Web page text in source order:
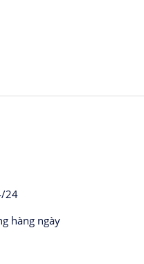
24
hàng ngày